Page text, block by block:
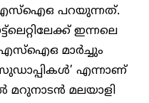
എസ്‌ഐഒ പറയുന്നത്.
ഇന്നലെ
മാർച്ചും
എന്നാണ്
മലയാളി